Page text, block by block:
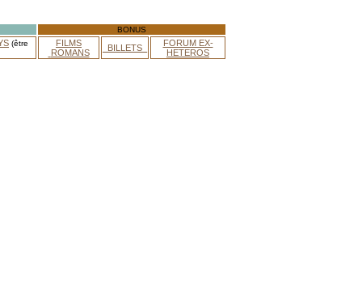
BONUS
(être
FILMS
ROMANS
_BILLETS_
FORUM EX-
HETEROS